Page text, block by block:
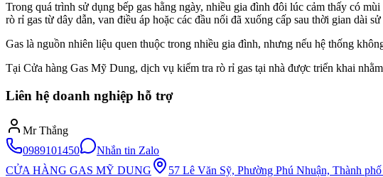
Trong quá trình sử dụng bếp gas hằng ngày, nhiều gia đình đôi lúc cảm thấy có
rò rỉ gas từ dây dẫn, van điều áp hoặc các đầu nối đã xuống cấp sau thời gian dài
Gas là nguồn nhiên liệu quen thuộc trong nhiều gia đình, nhưng nếu hệ thống
Tại Cửa hàng Gas Mỹ Dung, dịch vụ kiểm tra rò rỉ gas tại nhà được triển khai
Liên hệ doanh nghiệp hỗ trợ
Mr Thắng
0989101450
Nhắn tin Zalo
CỬA HÀNG GAS MỸ DUNG
57 Lê Văn Sỹ, Phường Phú Nhuận, Thành